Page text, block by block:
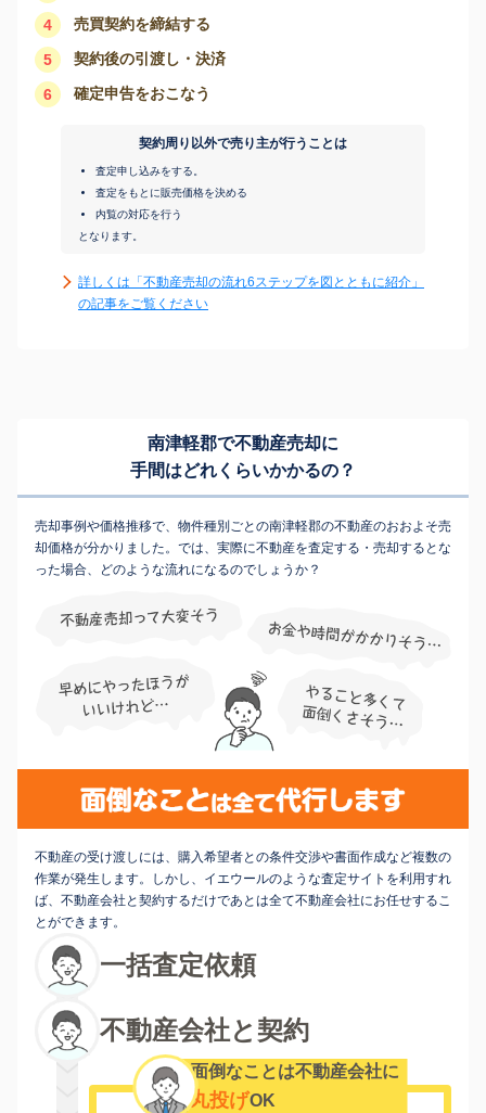
4 売買契約を締結する
5 契約後の引渡し・決済
6 確定申告をおこなう
契約周り以外で売り主が行うことは
査定申し込みをする。
査定をもとに販売価格を決める
内覧の対応を行う
となります。
詳しくは「不動産売却の流れ6ステップを図とともに紹介」
の記事をご覧ください
南津軽郡で不動産売却に
手間はどれくらいかかるの？
売却事例や価格推移で、物件種別ごとの南津軽郡の不動産のおおよそ売
却価格が分かりました。では、実際に不動産を査定する・売却するとな
った場合、どのような流れになるのでしょうか？
不動産の受け渡しには、購入希望者との条件交渉や書面作成など複数の
作業が発生します。しかし、イエウールのような査定サイトを利用すれ
ば、不動産会社と契約するだけであとは全て不動産会社にお任せするこ
とができます。
一括査定依頼
不動産会社と契約
面倒なことは不動産会社に
丸投げOK